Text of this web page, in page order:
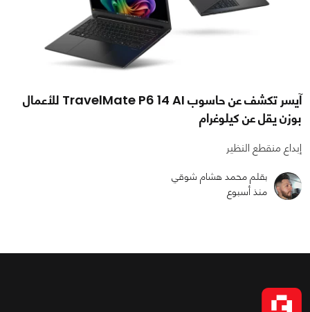
آيسر تكشف عن حاسوب TravelMate P6 14 AI للأعمال
بوزن يقل عن كيلوغرام
إبداع منقطع النظير
بقلم محمد هشام شوقي
منذ أسبوع